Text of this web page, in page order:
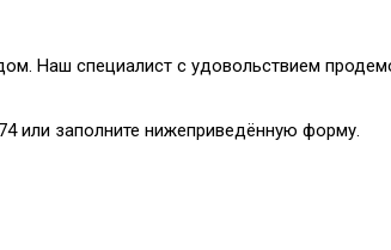
Наш специалист с удовольствием
или заполните нижеприведённую форму.